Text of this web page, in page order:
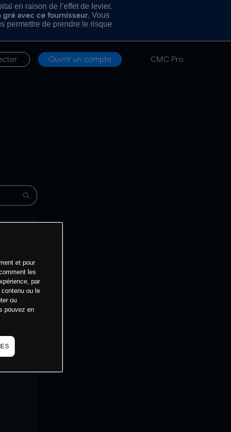
en raison de l’effet de levier.
gré avec ce fournisseur. Vous
permettre de prendre le risque
Ouvrir un compte CMC Pro
et pour
les
par
ou le
ou
pouvez en